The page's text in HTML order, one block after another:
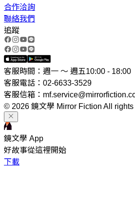
合作洽詢
聯絡我們
追蹤
客服時間：週一 ～ 週五10:00 - 18:00
客服電話：02-6633-3529
客服信箱：
© 2026 鏡文學 Mirror Fiction All rights
鏡文學 App
好故事從這裡開始
下載